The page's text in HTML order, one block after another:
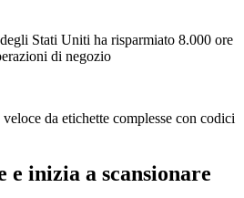
Stati Uniti ha risparmiato 8.000 ore
di negozio
da etichette complesse con codici
inizia a scansionare